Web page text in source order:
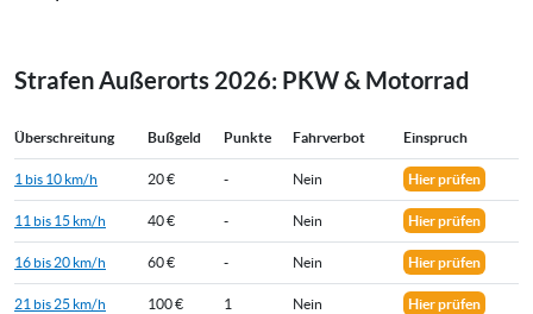
Strafen Außerorts 2026: PKW & Motorrad
Überschreitung Bußgeld Punkte Fahrverbot Einspruch
1 bis 10 km/h 20 € - Nein Hier prüfen
11 bis 15 km/h 40 € - Nein Hier prüfen
16 bis 20 km/h 60 € - Nein Hier prüfen
21 bis 25 km/h 100 € 1 Nein Hier prüfen